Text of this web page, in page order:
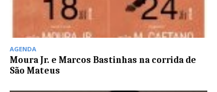
AGENDA
Moura Jr. e Marcos Bastinhas na corrida de
São Mateus